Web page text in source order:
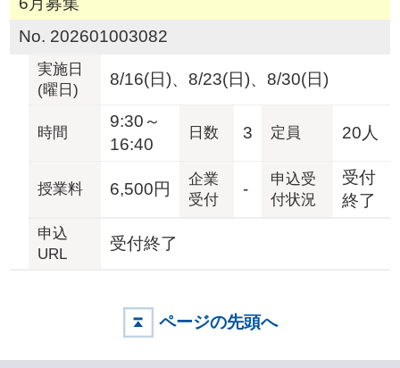
No. 202601003082
実施日
(曜日)
8/16(日)、8/23(日)、8/30(日)
時間
9:30～
16:40
日数 3 定員 20人
授業料 6,500円
企業
受付
-
申込受
付状況
受付
終了
申込
URL
受付終了
ページの先頭へ